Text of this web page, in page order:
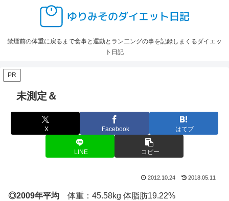
禁煙前の体重に戻るまで食事と運動とラン二ングの事を記録しまくるダイエッ
ト日記
PR
未測定＆
X Facebook はてブ
LINE コピー
2012.10.24 2018.05.11
◎2009年平均 体重：45.58kg 体脂肪19.22%